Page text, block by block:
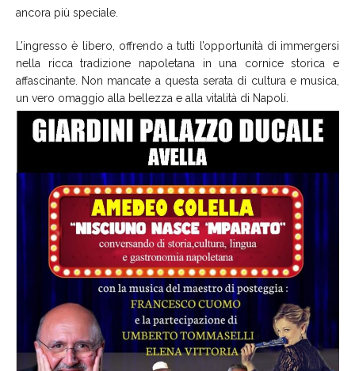
ancora più speciale.
L’ingresso è libero, offrendo a tutti l’opportunità di immergersi
nella ricca tradizione napoletana in una cornice storica e
affascinante. Non mancate a questa serata di cultura e musica,
un vero omaggio alla bellezza e alla vitalità di Napoli.